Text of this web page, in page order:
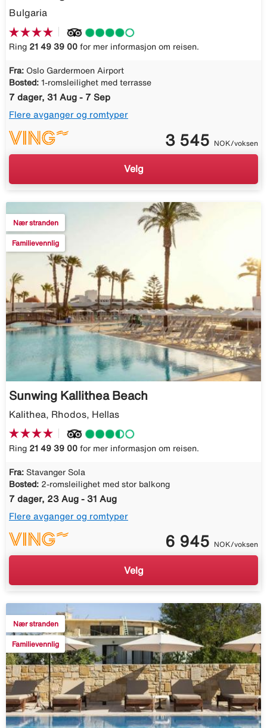
Bulgaria
Ring 21 49 39 00 for mer informasjon om reisen.
Fra: Oslo Gardermoen Airport
Bosted: 1-romsleilighet med terrasse
7 dager, 31 Aug - 7 Sep
Flere avganger og romtyper
3 545 NOK/voksen
Velg
Nær stranden
Familievennlig
Sunwing Kallithea Beach
Kalithea, Rhodos, Hellas
Ring 21 49 39 00 for mer informasjon om reisen.
Fra: Stavanger Sola
Bosted: 2-romsleilighet med stor balkong
7 dager, 23 Aug - 31 Aug
Flere avganger og romtyper
6 945 NOK/voksen
Velg
Nær stranden
Familievennlig